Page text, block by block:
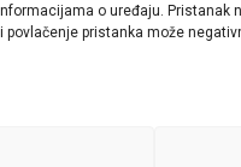
o uređaju. Pristanak
pristanka može